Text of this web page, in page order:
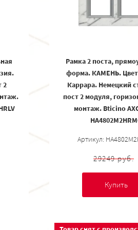
2
Рамка 2 поста,
форма. КАМЕНЬ.
Каррара. Немецкий
пост 2 модуля,
монтаж. Bticino
Артикул:
29249 руб.
Купить